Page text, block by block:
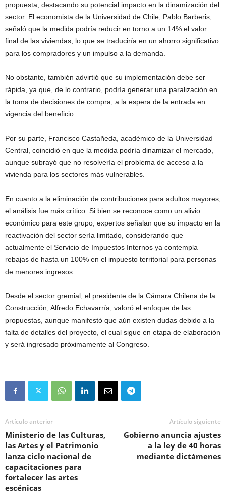
propuesta, destacando su potencial impacto en la dinamización del
sector. El economista de la Universidad de Chile , Pablo Barberis,
señaló que la medida podría reducir en torno a un 14% el valor
final de las viviendas, lo que se traduciría en un ahorro significativo
para los compradores y un impulso a la demanda.
No obstante, también advirtió que su implementación debe ser
rápida, ya que, de lo contrario, podría generar una paralización en
la toma de decisiones de compra, a la espera de la entrada en
vigencia del beneficio.
Por su parte, Francisco Castañeda, académico de la Universidad
Central , coincidió en que la medida podría dinamizar el mercado,
aunque subrayó que no resolvería el problema de acceso a la
vivienda para los sectores más vulnerables.
En cuanto a la eliminación de contribuciones para adultos mayores,
el análisis fue más crítico. Si bien se reconoce como un alivio
económico para este grupo, expertos señalan que su impacto en la
reactivación del sector sería limitado, considerando que
actualmente el Servicio de Impuestos Internos ya contempla
rebajas de hasta un 100% en el impuesto territorial para personas
de menores ingresos.
Desde el sector gremial, el presidente de la Cámara Chilena de la
Construcción , Alfredo Echavarría, valoró el enfoque de las
propuestas, aunque manifestó que aún existen dudas debido a la
falta de detalles del proyecto, el cual sigue en etapa de elaboración
y será ingresado próximamente al Congreso.
Artículo anterior
Ministerio de las Culturas,
las Artes y el Patrimonio
lanza ciclo nacional de
capacitaciones para
fortalecer las artes
escénicas
Artículo siguiente
Gobierno anuncia ajustes
a la ley de 40 horas
mediante dictámenes